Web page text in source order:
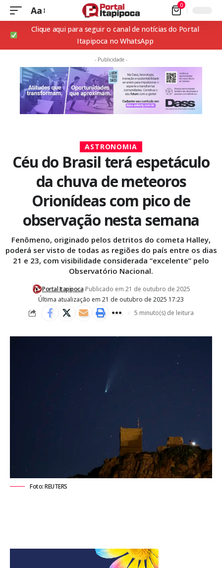
Aa 0
Clique aqui para seguir o canal de notícias do Portal
Itapipoca no WhatsApp
- Publicidade -
ASTRONOMIA
Céu do Brasil terá espetáculo
da chuva de meteoros
Orionídeas com pico de
observação nesta semana
Fenômeno, originado pelos detritos do cometa Halley,
poderá ser visto de todas as regiões do país entre os dias
21 e 23, com visibilidade considerada “excelente” pelo
Observatório Nacional.
Última atualização em 21 de outubro de 2025 17:23
Portal Itapipoca Publicado em 21 de outubro de 2025
5 minuto(s) de leitura
Foto: REUTERS